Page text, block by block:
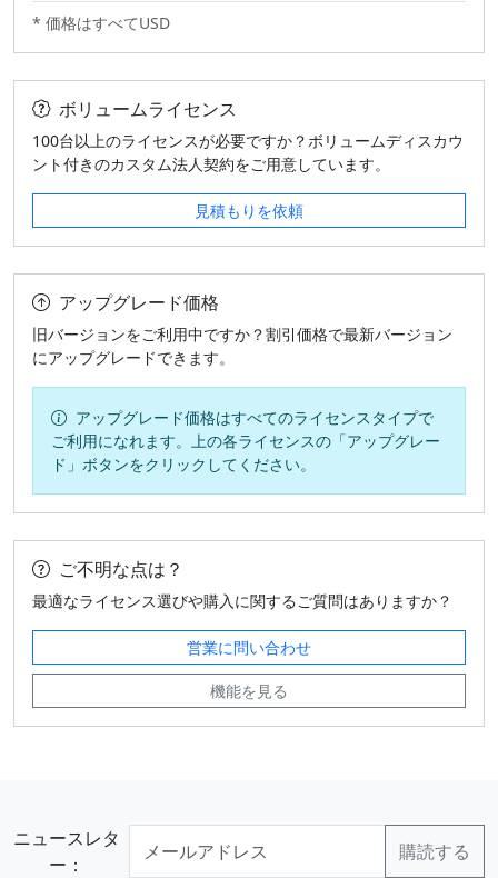
* 価格はすべてUSD
ボリュームライセンス
100台以上のライセンスが必要ですか？ボリュームディスカウ
ント付きのカスタム法人契約をご用意しています。
見積もりを依頼
アップグレード価格
旧バージョンをご利用中ですか？割引価格で最新バージョン
にアップグレードできます。
アップグレード価格はすべてのライセンスタイプで
ご利用になれます。上の各ライセンスの「アップグレー
ド」ボタンをクリックしてください。
ご不明な点は？
最適なライセンス選びや購入に関するご質問はありますか？
営業に問い合わせ
機能を見る
ニュースレタ
ー：